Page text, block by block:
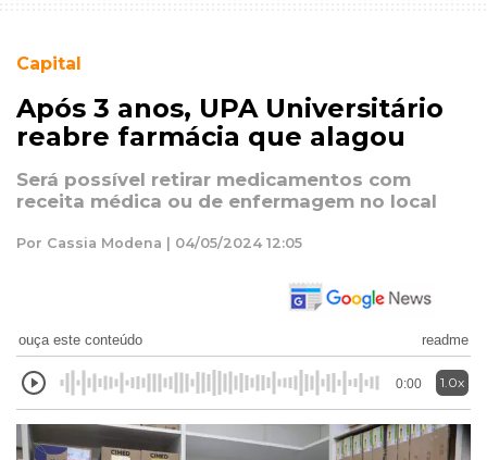
Capital
Após 3 anos, UPA Universitário
reabre farmácia que alagou
Será possível retirar medicamentos com
receita médica ou de enfermagem no local
Por Cassia Modena | 04/05/2024 12:05
ouça este conteúdo readme
0:00 1.0x